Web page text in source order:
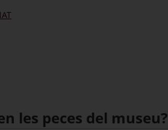
les peces del museu?